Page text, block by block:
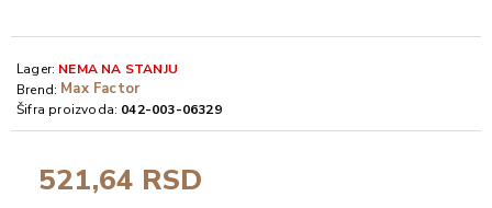
521,64 RSD
Lager: NEMA NA STANJU
Brend: Max Factor
Šifra proizvoda: 042-003-06329